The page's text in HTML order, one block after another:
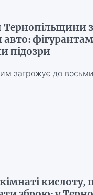
Тернопільщини
авто:
підозри
загрожує до
кислоту,